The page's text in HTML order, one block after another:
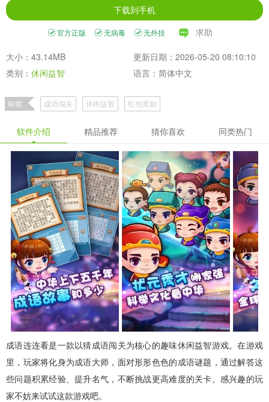
下载到手机
官方正版 无病毒 无外挂 求助
大小：43.14MB
更新日期：2026-05-20 08:10:10
类别： 休闲益智 语言：简体中文
标签 成语闯关 休闲益智 红包奖励
软件介绍 精品推荐 猜你喜欢 同类热门
成语连连看是一款以猜成语闯关为核心的趣味休闲益智游戏。在游戏
里，玩家将化身为成语大师，面对形形色色的成语谜题，通过解答这
些问题积累经验、提升名气，不断挑战更高难度的关卡。感兴趣的玩
家不妨来试试这款游戏吧。